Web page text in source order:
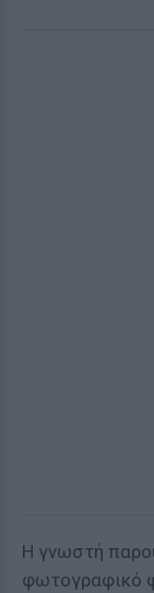
Η γνωστή
φωτογραφικό